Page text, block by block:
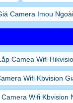
Camera Imou
Camea Wifi
Wifi Kbvision
Camera Wifi Kbvision